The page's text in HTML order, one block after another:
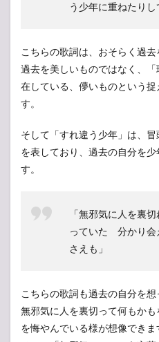
う少年に重ねたりし
こちらの歌詞は、おそらく過去
過去を美しいものではなく、
在している、儚いものという
す。
そして「すれ違う少年」は、
を表しており、過去の自分を
す。
「無邪気に人を裏
っていた 分かり会
さえも」
こちらの歌詞も過去の自分を想
無邪気に人を裏切って何もか
を悔やんでいる様が想像できま